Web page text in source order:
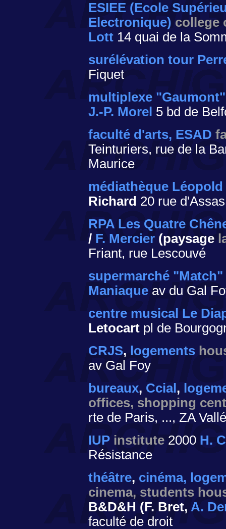
ESIEE (Ecole
Electronique) college
Lott 14 quai de la
surélévation tour
Fiquet
multiplexe
J.-P. Morel 5 bd de
faculté d'arts, ESAD
Teinturiers, rue de la
Maurice
médiathèque
Richard 20 rue d'Assas
RPA Les Quatre
/ F. Mercier (paysage
Friant, rue Lescouvé
supermarché "Match"
Maniaque av du Gal
centre musical Le
Letocart pl de
CRJS, logements
av Gal Foy
bureaux, Ccial ,
offices, shopping
rte de Paris, ..., ZA
IUP institute 2000 H.
Résistance
théâtre, cinéma,
cinema, students
B&D&H (F. Bret, A.
faculté de droit